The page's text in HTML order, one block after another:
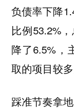
负债率下降
比例53.2%
降了6.5%，
取的项目较
踩准节奏拿